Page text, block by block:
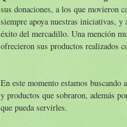
sus donaciones, a los que movieron
siempre apoya nuestras iniciativas,
éxito del mercadillo. Una mención
ofrecieron sus productos realizados
En este momento estamos buscando
y productos que sobraron, además
que pueda servirles.